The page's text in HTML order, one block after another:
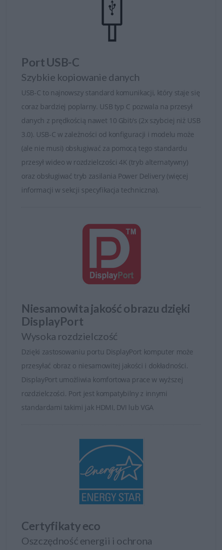
Sterowanie kolorem w sześciu płaszczyznach w trybie
niestandardowym jest przeznaczone dla
zaawansowanych użytkowników, którzy doceniają
wzmocnienia i przesunięcia kolorów.
Duża przestrzeń kolorów umożliwia wyświetlanie
zadziwiającego zakresu barw. Wysoka dokładność
danych 12-bitowego przetwarzania wewnętrznego
ułatwia rozróżnienie bardzo ciemnych obszarów.
Wysoka ergonomia pracy
Do sprawnej pracy potrzebny jest wygodny i wydajny
wyświetlacz. Dzięki monitorm UltraSharp Użytkownicy
Wśród funkcji zwiększających produktywność, które
oferują innowacyjne monitory firmy Dell jest wysoka
rozdzielczość, lepszy obszar pracy i duża użyteczność.
monitor dla maksymalnej wygody i optymalnej
wydajności. Funkcje takie jak tilt, pivot, swivel dają
możliwość swobodnej i wszechstronnej regulacji
położenia ekranu. Umożliwiają ustawienie ekranu do
poziomu oczu; podnieść i przechylić ekran; lub zmienę
kąta w celu lepszego przeglądania dokumentów i zdjęć
portretowych. Monitory Dell UltraSharp jednym słowem
pozwalają na pełną regulację i dostosowanie.
Port USB-C
Szybkie kopiowanie danych
USB-C to najnowszy standard komunikacji, który staje się
coraz bardziej poplarny. USB typ C pozwala na przesył
danych z prędkością nawet 10 Gbit/s (2x szybciej niż USB
3.0). USB-C w zależności od konfiguracji i modelu może
(ale nie musi) obsługiwać za pomocą tego standardu
przesył wideo w rozdzielczości 4K (tryb alternatywny)
oraz obsługiwać tryb zasilania Power Delivery (więcej
informacji w sekcji specyfikacja techniczna).
Niesamowita jakość obrazu dzięki
DisplayPort
Wysoka rozdzielczość
Dzięki zastosowaniu portu DisplayPort komputer może
przesyłać obraz o niesamowitej jakości i dokładności.
DisplayPort umożliwia komfortowa prace w wyższej
rozdzielczości. Port jest kompatybilny z innymi
standardami takimi jak HDMI, DVI lub VGA
Certyfikaty eco
Oszczędność energii i ochrona